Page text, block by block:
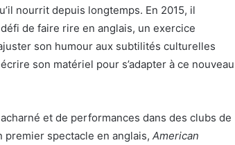
nourrit depuis longtemps. En 2015, il
de faire rire en anglais, un exercice
son humour aux subtilités culturelles
son matériel pour s’adapter à ce nouveau
et de performances dans des clubs de
spectacle en anglais, American